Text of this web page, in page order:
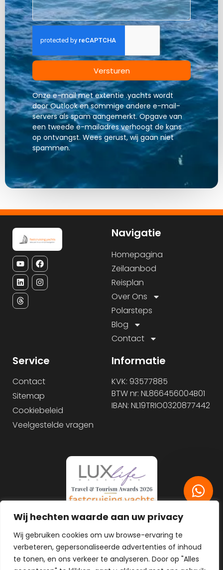
Wij hechten waarde aan uw privacy
Wij gebruiken cookies om uw browse-ervaring te
verbeteren, gepersonaliseerde advertenties of inhoud
te tonen, en ons verkeer te analyseren. Door op "Alles
Versturen
Onze e-mail met extentie .yachts wordt
door Outlook en sommige andere e-mail-
servers als spam aangemerkt. Opgave van
een tweede e-mailadres verhoogt de kans
op ontvangst. Wees gerust, wij gaan niet
spammen.
Navigatie
Homepagina
Zeilaanbod
Reisplan
Over Ons
Polarsteps
Blog
Contact
Service
Contact
Sitemap
Cookiebeleid
Veelgestelde vragen
Informatie
KVK: 93577885
BTW nr: NL866456004B01
IBAN: NL19TRIO0320877442